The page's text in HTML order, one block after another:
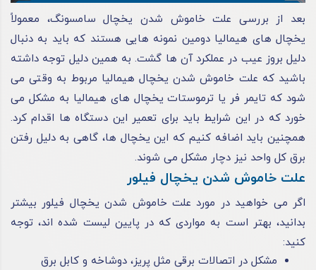
بعد از بررسی علت خاموش شدن یخچال سامسونگ، معمولاً
یخچال‌ های هیمالیا دومین نمونه‌ هایی هستند که باید به دنبال
دلیل بروز عیب در عملکرد آن‌ ها گشت. به همین دلیل توجه داشته
باشید که علت خاموش شدن یخچال هیمالیا مربوط به وقتی می‌
شود که تایمر فر یا ترموستات یخچال‌ های هیمالیا به مشکل می‌
خورد که در این شرایط باید برای تعمیر این دستگاه‌ ها اقدام کرد.
همچنین باید اضافه کنیم که این یخچال‌ ها، گاهی به دلیل رفتن
برق کل واحد نیز دچار مشکل می‌ شوند.
علت خاموش شدن یخچال فیلور
اگر می‌ خواهید در مورد علت خاموش شدن یخچال فیلور بیشتر
بدانید، بهتر است به مواردی که در پایین لیست شده‌ اند، توجه
کنید:
مشکل در اتصالات برقی مثل پریز، دوشاخه و کابل برق